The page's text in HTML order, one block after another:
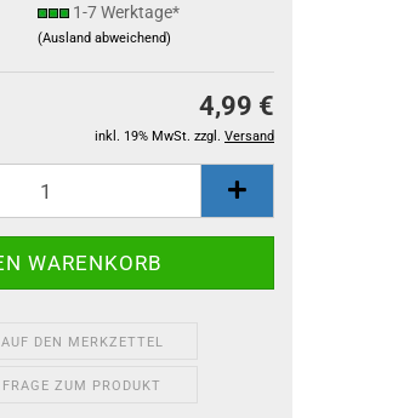
1-7 Werktage*
(Ausland abweichend)
4,99 €
inkl. 19% MwSt. zzgl. Versand
AUF DEN MERKZETTEL
FRAGE ZUM PRODUKT